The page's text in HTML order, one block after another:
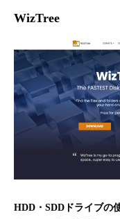
WizTree
HDD・SDDドライブの